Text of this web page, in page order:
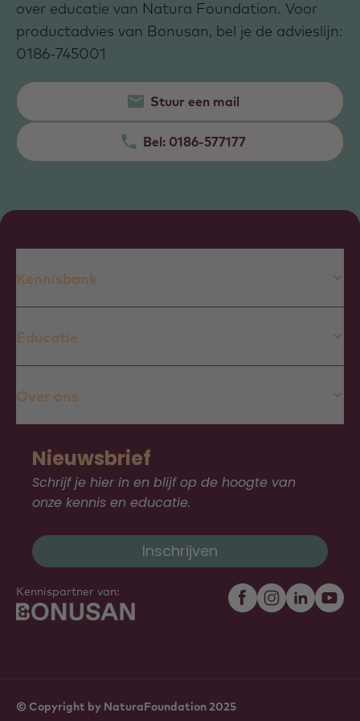
over educatie van Natura Foundation. Voor
productadvies van Bonusan, bel je de advieslijn:
0186-745001
Stuur een mail
Bel: 0186-577177
Kennisbank
Educatie
Over ons
Nieuwsbrief
Schrijf je hier in en blijf op de hoogte van
onze kennis en educatie.
Inschrijven
Kennispartner van:
© Copyright by NaturaFoundation 2025